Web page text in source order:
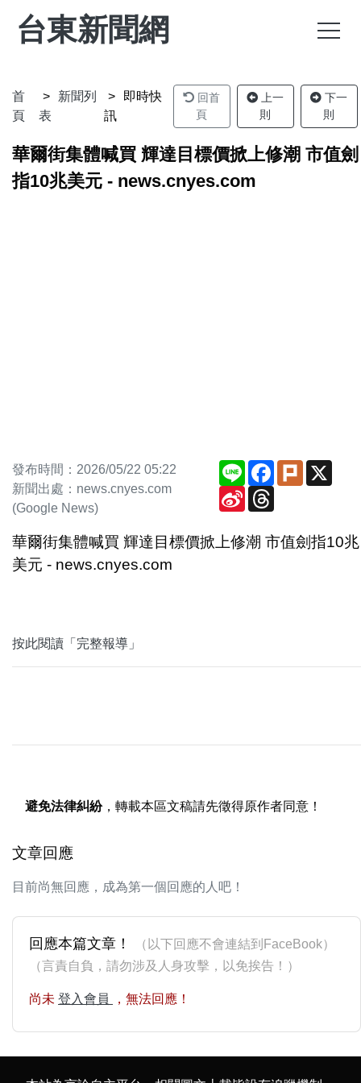
台東新聞網
首
頁
新聞列
表
即時快
訊
回首
頁
上一
則
下一
則
華爾街集體喊買 輝達目標價掀上修潮 市值劍
指10兆美元 - news.cnyes.com
發布時間：2026/05/22 05:22
新聞出處：news.cnyes.com
(Google News)
Line Facebook
PlurkX
Sina
Weibo
Threads
華爾街集體喊買 輝達目標價掀上修潮 市值劍指10兆
美元 - news.cnyes.com
按此閱讀「完整報導」
避免法律糾紛，轉載本區文稿請先徵得原作者同意！
文章回應
目前尚無回應，成為第一個回應的人吧！
回應本篇文章！
（以下回應不會連結到FaceBook）
（言責自負，請勿涉及人身攻擊，以免挨告！）
尚未 登入會員 ，無法回應！